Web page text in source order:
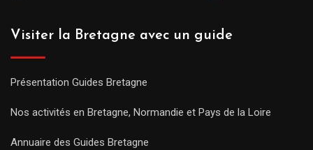
Visiter la Bretagne avec un guide
Présentation Guides Bretagne
Nos activités en Bretagne, Normandie et Pays de la Loire
Annuaire des Guides Bretagne